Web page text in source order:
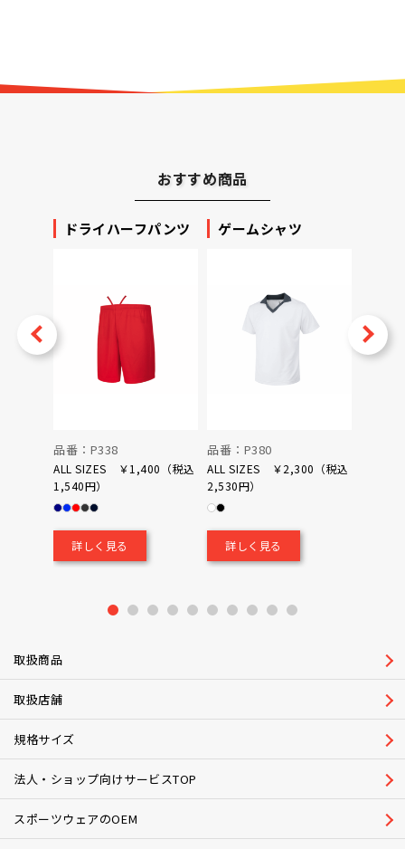
おすすめ商品
ドライハーフパンツ
品番：P338
ALL SIZES ￥1,400（税込
1,540円）
詳しく見る
ゲームシャツ
品番：P380
ALL SIZES ￥2,300（税込
2,530円）
詳しく見る
3 4 5 6 7 8 9 10
Next
取扱商品
取扱店舗
規格サイズ
法人・ショップ向けサービスTOP
スポーツウェアのOEM